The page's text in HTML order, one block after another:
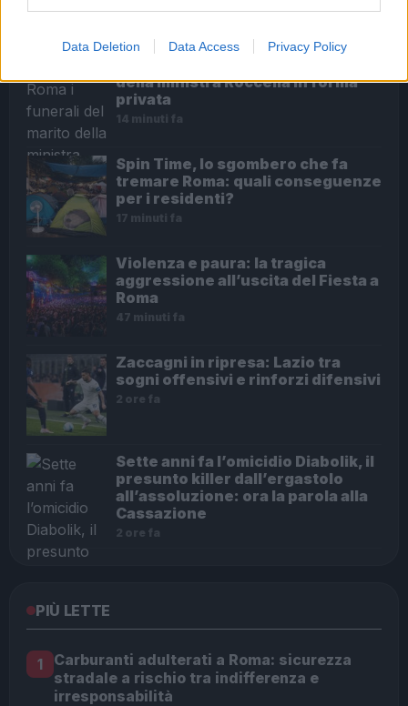
Data Deletion Data Access Privacy Policy
ULTIME NOTIZIE
della ministra Roccella in forma
privata
14 minuti fa
Spin Time, lo sgombero che fa
tremare Roma: quali conseguenze
per i residenti?
17 minuti fa
Violenza e paura: la tragica
aggressione all’uscita del Fiesta a
Roma
47 minuti fa
Zaccagni in ripresa: Lazio tra
sogni offensivi e rinforzi difensivi
2 ore fa
Sette anni fa l’omicidio Diabolik, il
presunto killer dall’ergastolo
all’assoluzione: ora la parola alla
Cassazione
2 ore fa
PIÙ LETTE
1
Carburanti adulterati a Roma: sicurezza
stradale a rischio tra indifferenza e
irresponsabilità